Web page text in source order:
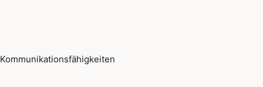
Kommunikationsfähigkeiten